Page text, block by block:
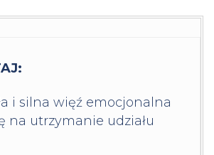
i silna więź emocjonalna
na utrzymanie udziału